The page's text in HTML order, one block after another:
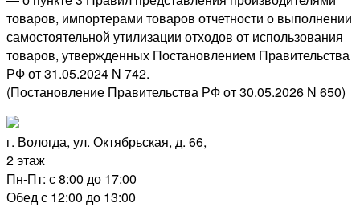
товаров, импортерами товаров отчетности о выполнении
самостоятельной утилизации отходов от использования
товаров, утвержденных Постановлением Правительства
РФ от 31.05.2024 N 742.
(Постановление Правительства РФ от 30.05.2026 N 650)
г. Вологда, ул. Октябрьская, д. 66,
2 этаж
Пн-Пт: с 8:00 до 17:00
Обед с 12:00 до 13:00